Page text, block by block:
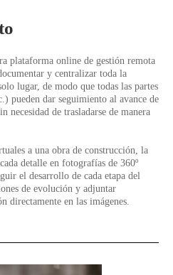
plataforma online de gestión remota
y centralizar toda la
lugar, de modo que todas las partes
pueden dar seguimiento al avance de
necesidad de trasladarse de manera
a una obra de construcción, la
detalle en fotografías de 360º
el desarrollo de cada etapa del
de evolución y adjuntar
directamente en las imágenes.